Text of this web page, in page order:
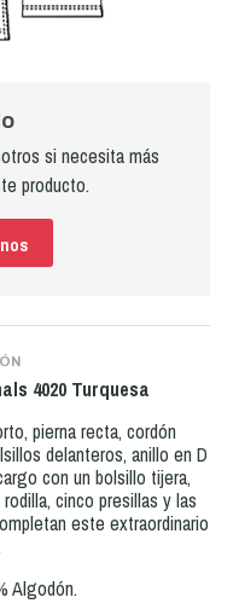
si necesita más
producto.
4020 Turquesa
pierna recta, cordón
delanteros, anillo en D
con un bolsillo tijera,
cinco presillas y las
este extraordinario
Algodón.